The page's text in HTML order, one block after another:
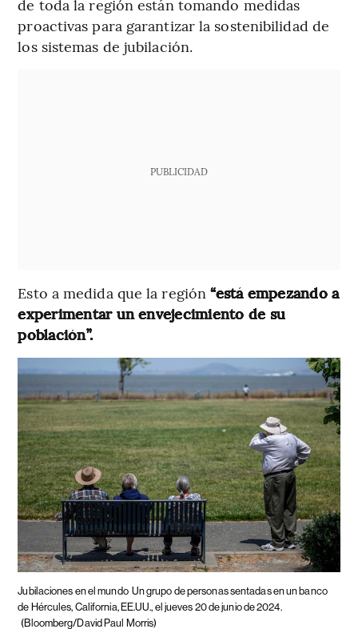
de toda la región están tomando medidas
proactivas para garantizar la sostenibilidad de
los sistemas de jubilación.
PUBLICIDAD
Esto a medida que la región “está empezando a
experimentar un envejecimiento de su
población”.
Jubilaciones en el mundo Un grupo de personas sentadas en un banco
de Hércules, California, EE.UU., el jueves 20 de junio de 2024.
(Bloomberg/David Paul Morris)